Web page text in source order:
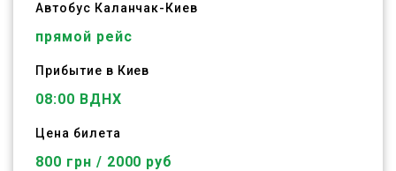
Автобус Каланчак- Киев
прямой рейс
Прибытие в Киев
08:00 ВДНХ
Цена билета
800 грн / 2000 руб